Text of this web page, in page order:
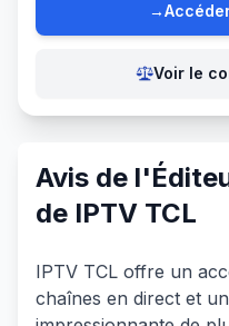
→
Voir le
Avis de
de IPTV TCL
IPTV TCL offre un
chaînes en direct et